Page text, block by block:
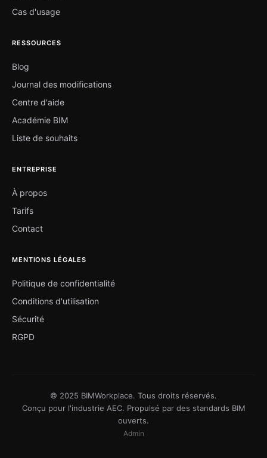
Cas d'usage
RESSOURCES
Blog
Journal des modifications
Centre d'aide
Académie BIM
Liste de souhaits
ENTREPRISE
À propos
Tarifs
Contact
MENTIONS LÉGALES
Politique de confidentialité
Conditions d'utilisation
Sécurité
RGPD
© 2025 BIMWorkplace. Tous droits réservés.
Conçu pour l'industrie AEC. Propulsé par des standards BIM
ouverts.
Admin